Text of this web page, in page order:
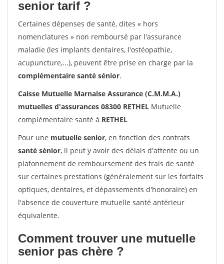
senior tarif ?
Certaines dépenses de santé, dites « hors
nomenclatures » non remboursé par l'assurance
maladie (les implants dentaires, l'ostéopathie,
acupuncture,...), peuvent être prise en charge par la
complémentaire santé sénior.
Caisse Mutuelle Marnaise Assurance (C.M.M.A.)
mutuelles d'assurances 08300 RETHEL Mutuelle
complémentaire santé à RETHEL
Pour une mutuelle senior, en fonction des contrats
santé sénior, il peut y avoir des délais d'attente ou un
plafonnement de remboursement des frais de santé
sur certaines prestations (généralement sur les forfaits
optiques, dentaires, et dépassements d'honoraire) en
l'absence de couverture mutuelle santé antérieur
équivalente.
Comment trouver une mutuelle
senior pas chère ?